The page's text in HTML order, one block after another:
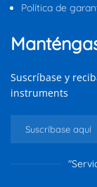
Política de
Suscríbase y
instruments
Suscríbase aquí